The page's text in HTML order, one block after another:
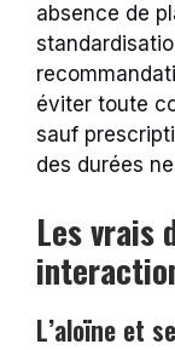
absence de
éviter toute
sauf
des durées
Les vrais
L’aloïne et